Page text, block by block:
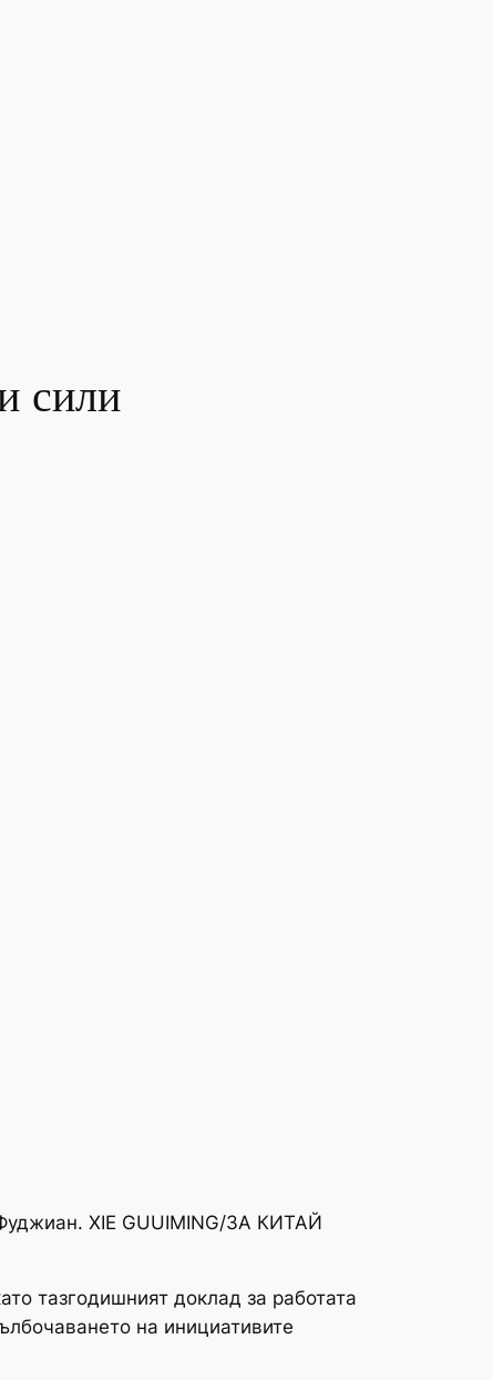
сили
XIE GUUIMING/ЗА КИТАЙ
тазгодишният доклад за работата
на инициативите